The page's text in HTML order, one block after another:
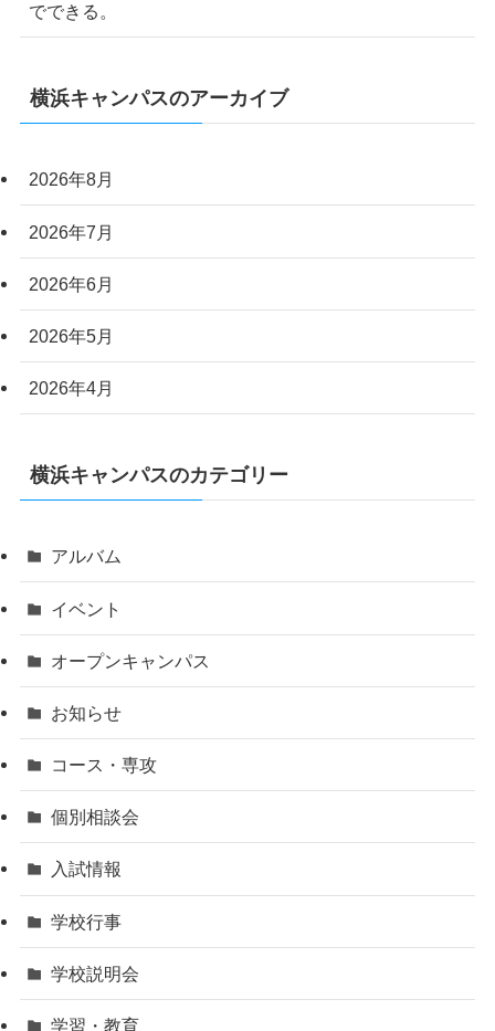
でできる。
横浜キャンパスのアーカイブ
2026年8月
2026年7月
2026年6月
2026年5月
2026年4月
横浜キャンパスのカテゴリー
アルバム
イベント
オープンキャンパス
お知らせ
コース・専攻
個別相談会
入試情報
学校行事
学校説明会
学習・教育